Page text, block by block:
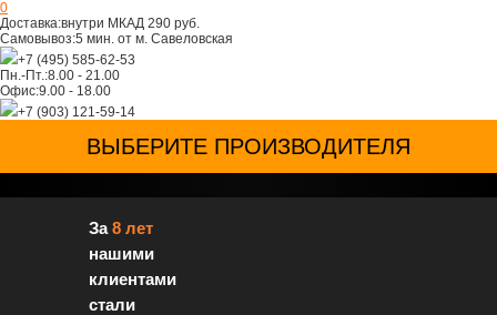
0
Доставка:внутри МКАД 290 руб.
Самовывоз:5 мин. от м. Савеловская
+7 (495) 585-62-53
Пн.-Пт.:8.00 - 21.00
Офис:9.00 - 18.00
+7 (903) 121-59-14
ВЫБЕРИТЕ ПРОИЗВОДИТЕЛЯ
За8 лет
нашими
клиентами
стали